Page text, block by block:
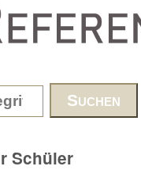
Schüler